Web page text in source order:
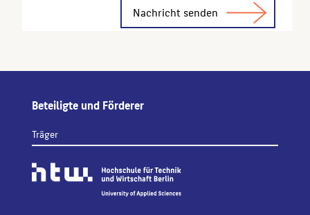
Beteiligte und Förderer
Träger